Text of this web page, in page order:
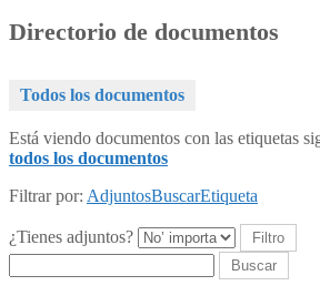
Directorio de documentos
Todos los documentos
Está viendo documentos con las etiquetas
todos los documentos
Filtrar por: AdjuntosBuscarEtiqueta
¿Tienes adjuntos?
Buscar